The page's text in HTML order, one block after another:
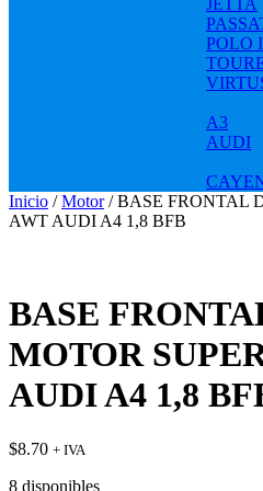
JETTA
POLO
A3
AUDI
Inicio /Motor/ BASE FRONTAL
AWT AUDI A4 1,8 BFB
BASE
MOTOR
AUDI A4 1,8
$8.70 + IVA
8 disponibles